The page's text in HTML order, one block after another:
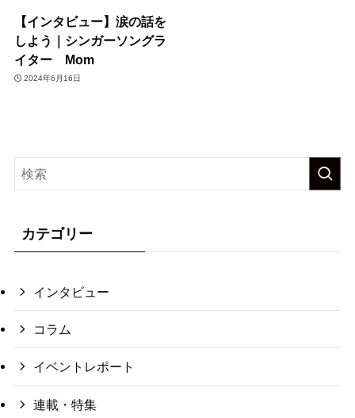
【インタビュー】涙の話を
しよう｜シンガーソングラ
イター Mom
2024年6月16日
カテゴリー
インタビュー
コラム
イベントレポート
連載・特集